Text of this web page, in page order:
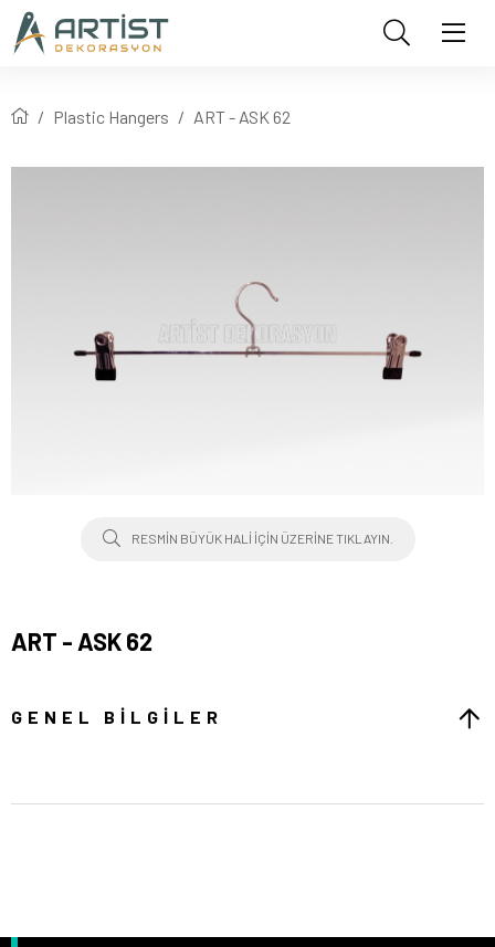
Plastic Hangers ART - ASK 62
RESMIN BÜYÜK HALI IÇIN ÜZERINE TIKLAYIN.
ART - ASK 62
GENEL BILGILER